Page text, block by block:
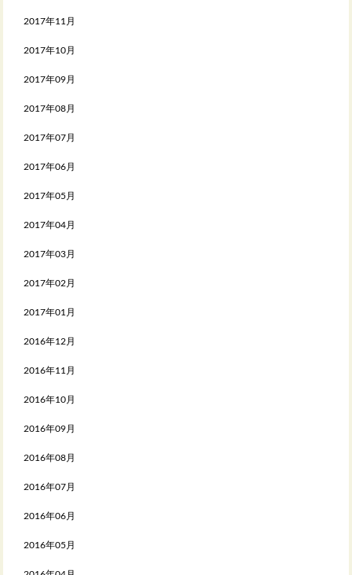
2017年11月
2017年10月
2017年09月
2017年08月
2017年07月
2017年06月
2017年05月
2017年04月
2017年03月
2017年02月
2017年01月
2016年12月
2016年11月
2016年10月
2016年09月
2016年08月
2016年07月
2016年06月
2016年05月